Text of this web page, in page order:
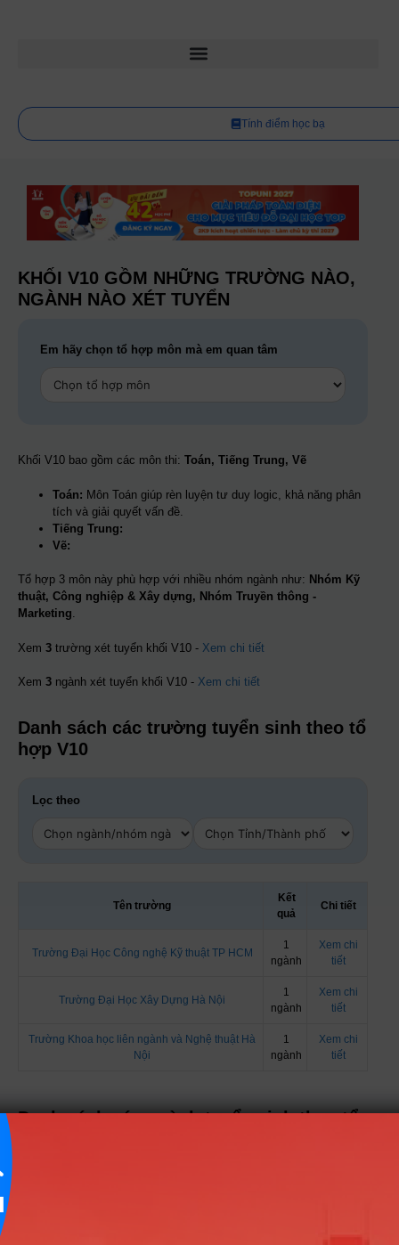
Tính điểm học bạ
KHỐI V10 GỒM NHỮNG TRƯỜNG NÀO,
NGÀNH NÀO XÉT TUYỂN
Em hãy chọn tổ hợp môn mà em quan tâm
Khối V10 bao gồm các môn thi: Toán, Tiếng Trung, Vẽ
Toán: Môn Toán giúp rèn luyện tư duy logic, khả năng phân
tích và giải quyết vấn đề.
Tiếng Trung:
Vẽ:
Tổ hợp 3 môn này phù hợp với nhiều nhóm ngành như: Nhóm Kỹ
thuật, Công nghiệp & Xây dựng, Nhóm Truyền thông -
Marketing.
Xem 3 trường xét tuyển khối V10 - Xem chi tiết
Xem 3 ngành xét tuyển khối V10 - Xem chi tiết
Danh sách các trường tuyển sinh theo tổ
hợp V10
Lọc theo
Tên trường
Kết
quả
Chi tiết
Trường Đại Học Công nghệ Kỹ thuật TP HCM
1
ngành
Xem chi
tiết
Trường Đại Học Xây Dựng Hà Nội
1
ngành
Xem chi
tiết
Trường Khoa học liên ngành và Nghệ thuật Hà
Nội
1
ngành
Xem chi
tiết
Danh sách các ngành tuyển sinh theo tổ